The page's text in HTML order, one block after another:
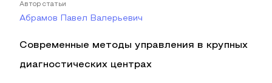
Автор статьи
Абрамов Павел Валерьевич
Современные методы управления в крупных
диагностических центрах